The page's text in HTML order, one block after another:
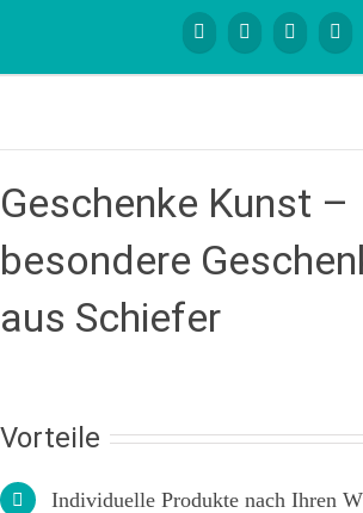
Geschenke Kunst –
besondere
aus Schiefer
Vorteile
Individuelle Produkte nach Ihren